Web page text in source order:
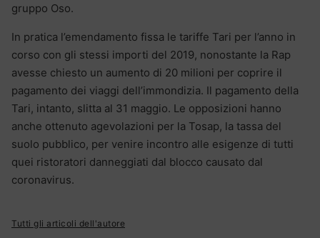
gruppo Oso.
In pratica l’emendamento fissa le tariffe Tari per l’anno in
corso con gli stessi importi del 2019, nonostante la Rap
avesse chiesto un aumento di 20 milioni per coprire il
pagamento dei viaggi dell’immondizia. Il pagamento della
Tari, intanto, slitta al 31 maggio. Le opposizioni hanno
anche ottenuto agevolazioni per la Tosap, la tassa del
suolo pubblico, per venire incontro alle esigenze di tutti
quei ristoratori danneggiati dal blocco causato dal
coronavirus.
Tutti gli articoli dell'autore